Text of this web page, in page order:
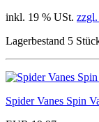
inkl. 19 % USt. zzgl.
Lagerbestand 5
Spider Vanes Spin